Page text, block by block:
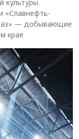
культуры.
«Славнефть-
— добывающие
крае